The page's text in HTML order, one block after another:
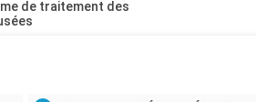
de traitement des